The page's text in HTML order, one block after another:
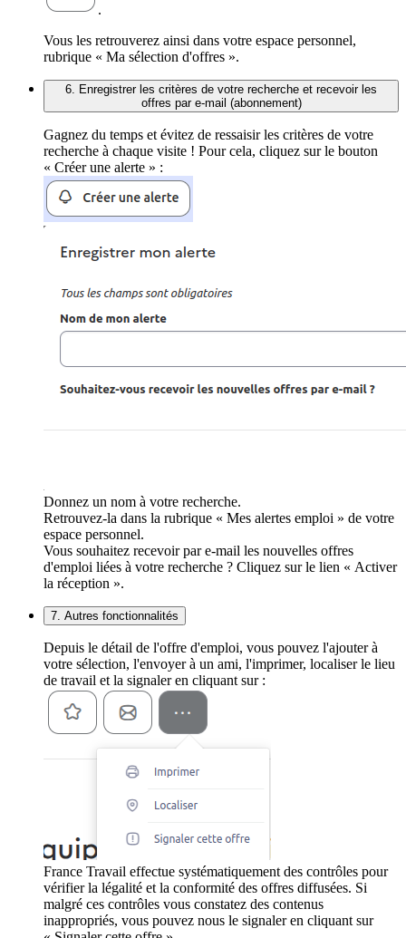
.
Vous les retrouverez ainsi dans votre espace personnel,
rubrique « Ma sélection d'offres ».
6. Enregistrer les critères de votre recherche et recevoir les
offres par e-mail (abonnement)
Gagnez du temps et évitez de ressaisir les critères de votre
recherche à chaque visite ! Pour cela, cliquez sur le bouton
« Créer une alerte » :
Donnez un nom à votre recherche.
Retrouvez-la dans la rubrique « Mes alertes emploi » de votre
espace personnel.
Vous souhaitez recevoir par e-mail les nouvelles offres
d'emploi liées à votre recherche ? Cliquez sur le lien « Activer
la réception ».
7. Autres fonctionnalités
Depuis le détail de l'offre d'emploi, vous pouvez l'ajouter à
votre sélection, l'envoyer à un ami, l'imprimer, localiser le lieu
de travail et la signaler en cliquant sur :
France Travail effectue systématiquement des contrôles pour
vérifier la légalité et la conformité des offres diffusées. Si
malgré ces contrôles vous constatez des contenus
inappropriés, vous pouvez nous le signaler en cliquant sur